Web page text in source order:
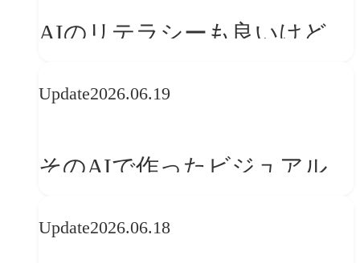
AIのリテラシーも良いけど、
は大丈夫か?【POLA春節事例
Update2026.06.19
そのAIで作ったビジュアル、
せんか？
Update2026.06.18